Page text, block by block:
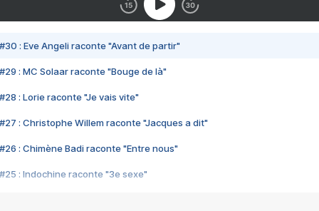
#30 : Eve Angeli raconte "Avant de partir"
#29 : MC Solaar raconte "Bouge de là"
#28 : Lorie raconte "Je vais vite"
#27 : Christophe Willem raconte "Jacques a dit"
#26 : Chimène Badi raconte "Entre nous"
#25 : Indochine raconte "3e sexe"